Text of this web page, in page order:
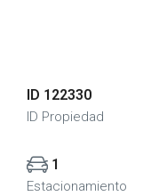
ID 122330
ID Propiedad
1
Estacionamiento